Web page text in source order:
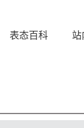
表态百科